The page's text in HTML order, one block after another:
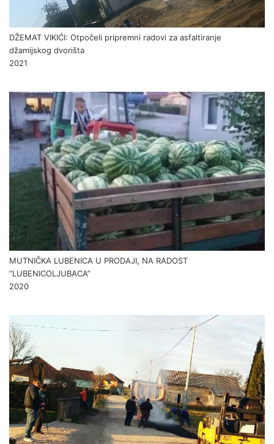
DŽEMAT VIKIĆI: Otpočeli pripremni radovi za asfaltiranje
džamijskog dvorišta
2021
MUTNIČKA LUBENICA U PRODAJI, NA RADOST
“LUBENICOLJUBACA”
2020